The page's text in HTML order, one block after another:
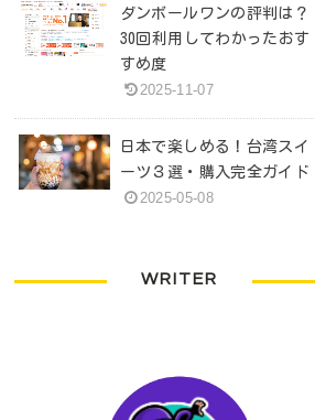
ダンボールワンの評判は？
30回利用してわかったおす
すめ度
2025-11-07
日本で楽しめる！台湾スイ
ーツ３選・購入完全ガイド
2025-05-08
WRITER